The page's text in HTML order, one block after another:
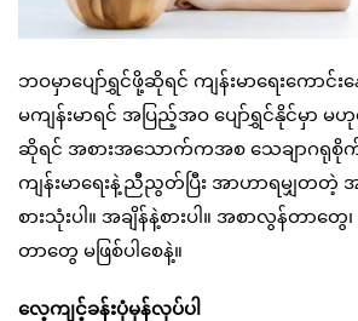
ဘဝမှာပျော်ရွှင်ဖို့ဆိုရင် ကျန်းမာရေးကော
မကျန်းမာရင် အပြည့်အဝ ပျော်ရွှင်နိုင်မှာ မ
ဆိုရင် အစားအသောက်ကအစ သေချာဂရုစိုက်
ကျန်းမာရေးနဲ့ညီညွတ်ပြီး အာဟာရမျှတ
စားသုံးပါ။ အချိန်နဲ့စားပါ။ အစာလွန်တာတွေ
တာတွေ မဖြစ်ပါစေနဲ့။
လေ့ကျင့်ခန်းပုံမှန်လုပ်ပါ